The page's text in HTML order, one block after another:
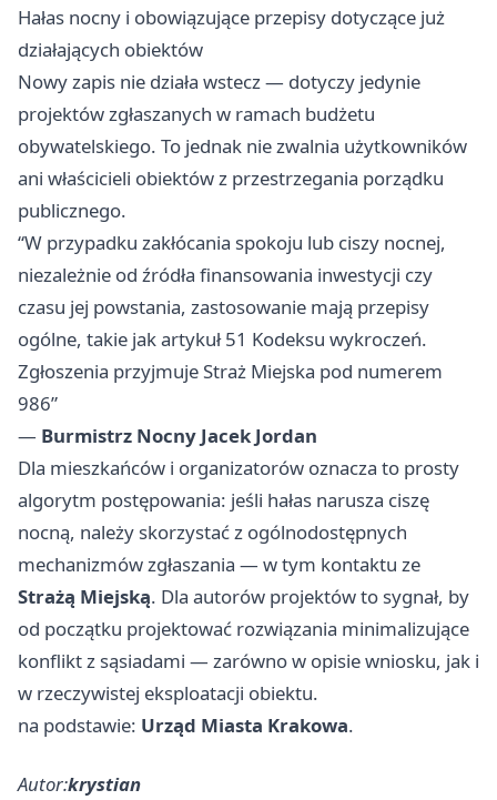
Hałas nocny i obowiązujące przepisy dotyczące już
działających obiektów
Nowy zapis nie działa wstecz — dotyczy jedynie
projektów zgłaszanych w ramach budżetu
obywatelskiego. To jednak nie zwalnia użytkowników
ani właścicieli obiektów z przestrzegania porządku
publicznego.
“W przypadku zakłócania spokoju lub ciszy nocnej,
niezależnie od źródła finansowania inwestycji czy
czasu jej powstania, zastosowanie mają przepisy
ogólne, takie jak artykuł 51 Kodeksu wykroczeń.
Zgłoszenia przyjmuje Straż Miejska pod numerem
986”
— Burmistrz Nocny Jacek Jordan
Dla mieszkańców i organizatorów oznacza to prosty
algorytm postępowania: jeśli hałas narusza ciszę
nocną, należy skorzystać z ogólnodostępnych
mechanizmów zgłaszania — w tym kontaktu ze
Strażą Miejską. Dla autorów projektów to sygnał, by
od początku projektować rozwiązania minimalizujące
konflikt z sąsiadami — zarówno w opisie wniosku, jak i
w rzeczywistej eksploatacji obiektu.
na podstawie: Urząd Miasta Krakowa.
Autor:krystian